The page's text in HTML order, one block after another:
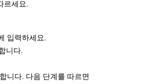
르세요.
입력하세요.
니다.
니다. 다음 단계를 따르면